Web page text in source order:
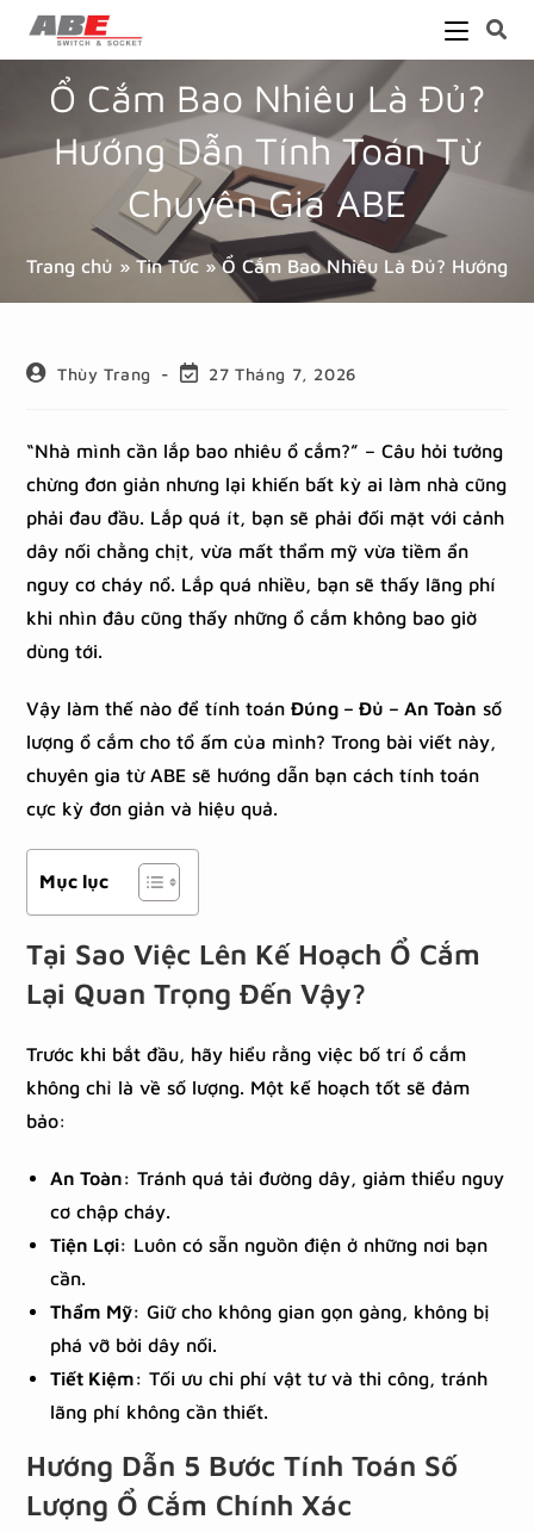
Ổ Cắm Bao Nhiêu Là Đủ?
Hướng Dẫn Tính Toán Từ
Chuyên Gia ABE
Trang chủ »Tin Tức »Ổ Cắm Bao Nhiêu Là Đủ? Hướng
Thùy Trang 27 Tháng 7, 2026
“Nhà mình cần lắp bao nhiêu ổ cắm?” – Câu hỏi tưởng
chừng đơn giản nhưng lại khiến bất kỳ ai làm nhà cũng
phải đau đầu. Lắp quá ít, bạn sẽ phải đối mặt với cảnh
dây nối chằng chịt, vừa mất thẩm mỹ vừa tiềm ẩn
nguy cơ cháy nổ. Lắp quá nhiều, bạn sẽ thấy lãng phí
khi nhìn đâu cũng thấy những ổ cắm không bao giờ
dùng tới.
Vậy làm thế nào để tính toánĐúng – Đủ – An Toàn số
lượng ổ cắm cho tổ ấm của mình? Trong bài viết này,
chuyên gia từ ABE sẽ hướng dẫn bạn cách tính toán
cực kỳ đơn giản và hiệu quả.
Mục lục
Tại Sao Việc Lên Kế Hoạch Ổ Cắm
Lại Quan Trọng Đến Vậy?
Trước khi bắt đầu, hãy hiểu rằng việc bố trí ổ cắm
không chỉ là về số lượng. Một kế hoạch tốt sẽ đảm
bảo:
An Toàn: Tránh quá tải đường dây, giảm thiểu nguy
cơ chập cháy.
Tiện Lợi: Luôn có sẵn nguồn điện ở những nơi bạn
cần.
Thẩm Mỹ: Giữ cho không gian gọn gàng, không bị
phá vỡ bởi dây nối.
Tiết Kiệm: Tối ưu chi phí vật tư và thi công, tránh
lãng phí không cần thiết.
Hướng Dẫn 5 Bước Tính Toán Số
Lượng Ổ Cắm Chính Xác